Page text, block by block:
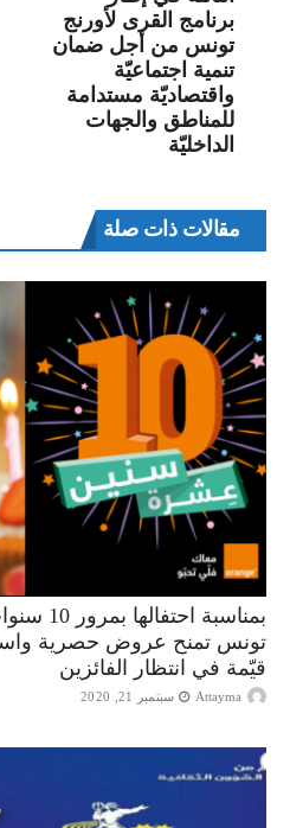
برنامج القرى لأورنج
تونس من أجل ضمان
تنمية اجتماعيّة
واقتصاديّة مستدامة
للمناطق والجهات
الداخليّة
مقالات ذات صلة
بمناسبة
تونس تمنح عروض حصرية
قيّمة في انتظار الفائزين
Attayma سبتمبر 21, 2020